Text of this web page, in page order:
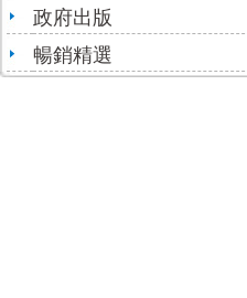
政府出版
暢銷精選